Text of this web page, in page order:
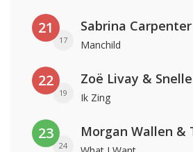
21
17
Sabrina Carpenter
Manchild
22
19
Zoë Livay & Snelle
Ik Zing
23
24
Morgan Wallen &